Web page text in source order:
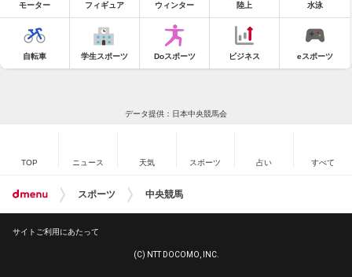
モーター フィギュア ウィンター 陸上 水泳
自転車 学生スポーツ Doスポーツ ビジネス eスポーツ
データ提供：日本中央競馬会
TOP ニュース 天気 スポーツ 占い すべて
スポーツ 中央競馬
サイトご利用にあたって
(C) NTT DOCOMO, INC.